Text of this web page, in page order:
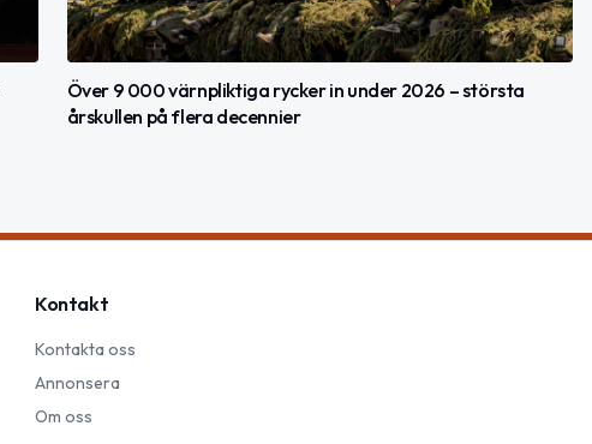
Över 9 000 värnpliktiga rycker in under 2026 – största
årskullen på flera decennier
Kontakt
Kontakta oss
Annonsera
Om oss